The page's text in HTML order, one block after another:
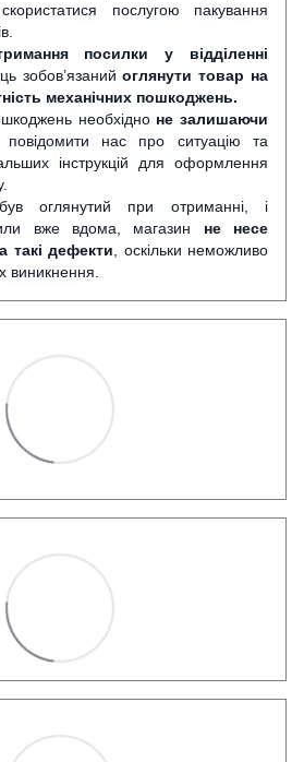
послугою пакування
посилки у відділенні
зобов’язанийоглянути товар на
механічних пошкоджень.
необхідно не залишаючи
повідомити нас про ситуацію та
інструкцій для оформлення
оглянутий при отриманні, і
вже вдома, магазин не несе
такі дефекти, оскільки неможливо
виникнення.